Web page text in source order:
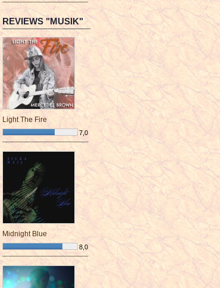
¯¯¯¯¯¯¯¯¯¯¯¯¯¯¯¯¯¯¯¯¯¯¯¯
REVIEWS "MUSIK"
Light The Fire
7,0
¯¯¯¯¯¯¯¯¯¯¯¯¯¯¯¯¯¯¯¯¯¯¯¯
Midnight Blue
8,0
¯¯¯¯¯¯¯¯¯¯¯¯¯¯¯¯¯¯¯¯¯¯¯¯